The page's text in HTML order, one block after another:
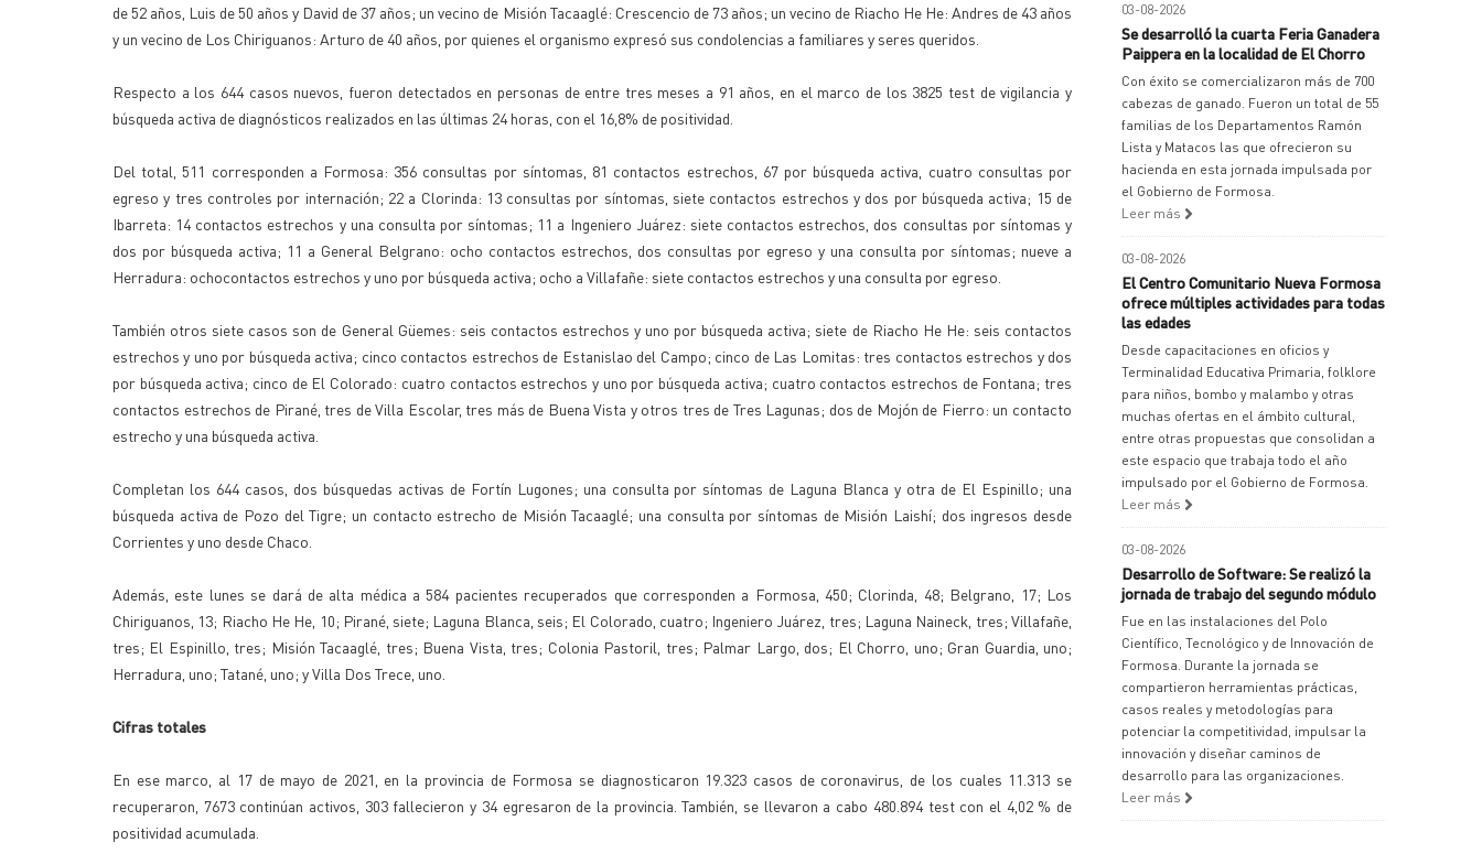
de 52 años, Luis de 50 años y David de 37 años; un vecino de Misión Tacaaglé: Crescencio de 73 años; un vecino de Riacho He He: Andres de 43 años
y un vecino de Los Chiriguanos: Arturo de 40 años, por quienes el organismo expresó sus condolencias a familiares y seres queridos.
Respecto a los 644 casos nuevos, fueron detectados en personas de entre tres meses a 91 años, en el marco de los 3825 test de vigilancia y
búsqueda activa de diagnósticos realizados en las últimas 24 horas, con el 16,8% de positividad.
Del total, 511 corresponden a Formosa: 356 consultas por síntomas, 81 contactos estrechos, 67 por búsqueda activa, cuatro consultas por
egreso y tres controles por internación; 22 a Clorinda: 13 consultas por síntomas, siete contactos estrechos y dos por búsqueda activa; 15 de
Ibarreta: 14 contactos estrechos y una consulta por síntomas; 11 a Ingeniero Juárez: siete contactos estrechos, dos consultas por síntomas y
dos por búsqueda activa; 11 a General Belgrano: ocho contactos estrechos, dos consultas por egreso y una consulta por síntomas; nueve a
Herradura: ochocontactos estrechos y uno por búsqueda activa; ocho a Villafañe: siete contactos estrechos y una consulta por egreso.
También otros siete casos son de General Güemes: seis contactos estrechos y uno por búsqueda activa; siete de Riacho He He: seis contactos
estrechos y uno por búsqueda activa; cinco contactos estrechos de Estanislao del Campo; cinco de Las Lomitas: tres contactos estrechos y dos
por búsqueda activa; cinco de El Colorado: cuatro contactos estrechos y uno por búsqueda activa; cuatro contactos estrechos de Fontana; tres
contactos estrechos de Pirané, tres de Villa Escolar, tres más de Buena Vista y otros tres de Tres Lagunas; dos de Mojón de Fierro: un contacto
estrecho y una búsqueda activa.
Completan los 644 casos, dos búsquedas activas de Fortín Lugones; una consulta por síntomas de Laguna Blanca y otra de El Espinillo; una
búsqueda activa de Pozo del Tigre; un contacto estrecho de Misión Tacaaglé; una consulta por síntomas de Misión Laishí; dos ingresos desde
Corrientes y uno desde Chaco.
Además, este lunes se dará de alta médica a 584 pacientes recuperados que corresponden a Formosa, 450; Clorinda, 48; Belgrano, 17; Los
Chiriguanos, 13; Riacho He He, 10; Pirané, siete; Laguna Blanca, seis; El Colorado, cuatro; Ingeniero Juárez, tres; Laguna Naineck, tres; Villafañe,
tres; El Espinillo, tres; Misión Tacaaglé, tres; Buena Vista, tres; Colonia Pastoril, tres; Palmar Largo, dos; El Chorro, uno; Gran Guardia, uno;
Herradura, uno; Tatané, uno; y Villa Dos Trece, uno.
Cifras totales
En ese marco, al 17 de mayo de 2021, en la provincia de Formosa se diagnosticaron 19.323 casos de coronavirus, de los cuales 11.313 se
recuperaron, 7673 continúan activos, 303 fallecieron y 34 egresaron de la provincia. También, se llevaron a cabo 480.894 test con el 4,02 % de
positividad acumulada.
03-08-2026
Se desarrolló la cuarta Feria Ganadera
Paippera en la localidad de El Chorro
Con éxito se comercializaron más de 700
cabezas de ganado. Fueron un total de 55
familias de los Departamentos Ramón
Lista y Matacos las que ofrecieron su
hacienda en esta jornada impulsada por
el Gobierno de Formosa.
Leer más
03-08-2026
El Centro Comunitario Nueva Formosa
ofrece múltiples actividades para todas
las edades
Desde capacitaciones en oficios y
Terminalidad Educativa Primaria, folklore
para niños, bombo y malambo y otras
muchas ofertas en el ámbito cultural,
entre otras propuestas que consolidan a
este espacio que trabaja todo el año
impulsado por el Gobierno de Formosa.
Leer más
03-08-2026
Desarrollo de Software: Se realizó la
jornada de trabajo del segundo módulo
Fue en las instalaciones del Polo
Científico, Tecnológico y de Innovación de
Formosa. Durante la jornada se
compartieron herramientas prácticas,
casos reales y metodologías para
potenciar la competitividad, impulsar la
innovación y diseñar caminos de
desarrollo para las organizaciones.
Leer más